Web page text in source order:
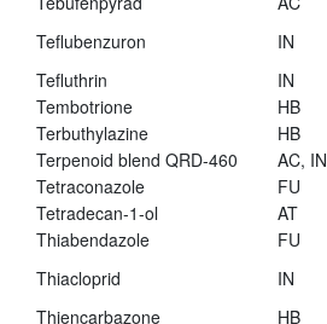
Teflubenzuron
IN
Tefluthrin
IN
Tembotrione
HB
Terbuthylazine
HB
Terpenoid blend QRD-460
AC, IN
Tetraconazole
FU
Tetradecan-1-ol
AT
Thiabendazole
FU
Thiacloprid
IN
Thiencarbazone
HB